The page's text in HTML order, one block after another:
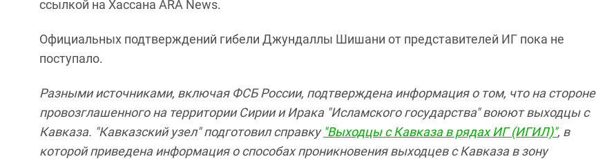
ссылкой на Хассана ARA News.
Официальных подтверждений гибели Джундаллы Шишани от представителей ИГ пока не
поступало.
Разными источниками, включая ФСБ России, подтверждена информация о том, что на стороне
провозглашенного на территории Сирии и Ирака "Исламского государства" воюют выходцы с
Кавказа. "Кавказский узел" подготовил справку "Выходцы с Кавказа в рядах ИГ (ИГИЛ)", в
которой приведена информацияо способах проникновения выходцев с Кавказав зону